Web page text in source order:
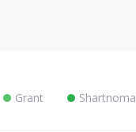
Grant Shartnoma